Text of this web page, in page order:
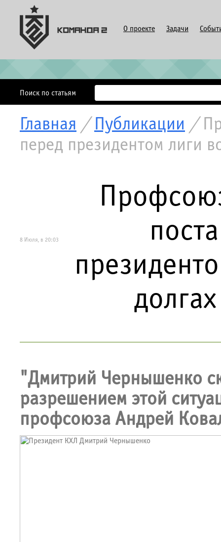
О проекте Задачи
Поиск по статьям
Главная / Публикации /
перед президентом лиги
8 Июля, в 20:03
"Дмитрий Чернышенко
разрешением этой
профсоюза Андрей